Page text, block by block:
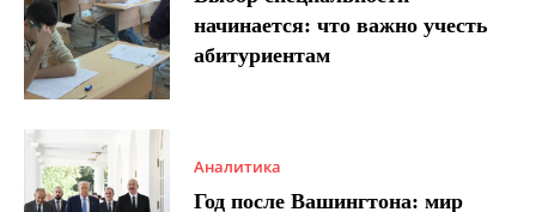
начинается: что важно учесть
абитуриентам
Аналитика
Год после Вашингтона: мир